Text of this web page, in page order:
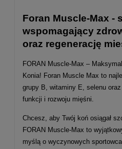
Foran Muscle-Max -
wspomagający
oraz regenerację
FORAN Muscle-Max –
Konia! Foran Muscle Max to
grupy B, witaminy E, selenu
funkcji i rozwoju mięśni.
Chcesz, aby Twój koń osiągał
FORAN Muscle-Max to
myślą o wyczynowych